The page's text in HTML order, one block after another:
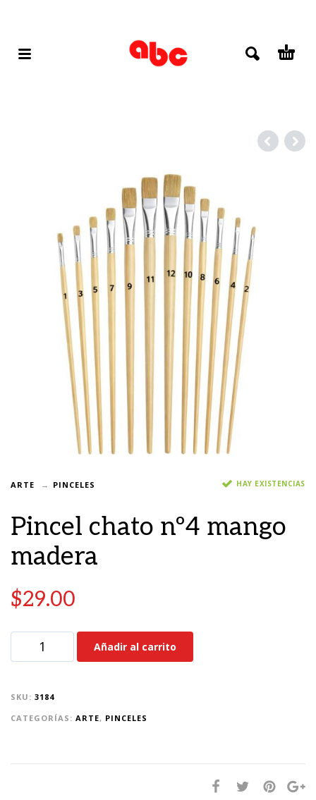
ARTE PINCELES HAY EXISTENCIAS
Pincel chato nº4 mango
madera
$29.00
Añadir al carrito
SKU: 3184
CATEGORÍAS: ARTE, PINCELES